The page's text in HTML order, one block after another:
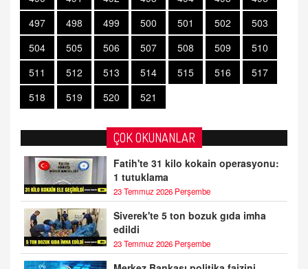
497
498 499 500 501 502
503
504
505 506 507 508 509
510
511
512 513 514 515 516
517
518
519 520 521
ÇOK OKUNANLAR
Fatih'te 31 kilo kokain operasyonu:
1 tutuklama
23 Temmuz 2026 Perşembe
Siverek'te 5 ton bozuk gıda imha
edildi
23 Temmuz 2026 Perşembe